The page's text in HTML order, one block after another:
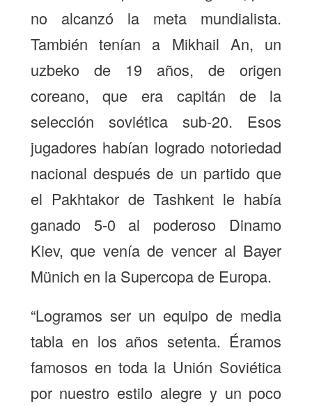
no alcanzó la meta mundialista.
También tenían a Mikhail An, un
uzbeko de 19 años, de origen
coreano, que era capitán de la
selección soviética sub-20. Esos
jugadores habían logrado notoriedad
nacional después de un partido que
el Pakhtakor de Tashkent le había
ganado 5-0 al poderoso Dinamo
Kiev, que venía de vencer al Bayer
Münich en la Supercopa de Europa.
“Logramos ser un equipo de media
tabla en los años setenta. Éramos
famosos en toda la Unión Soviética
por nuestro estilo alegre y un poco